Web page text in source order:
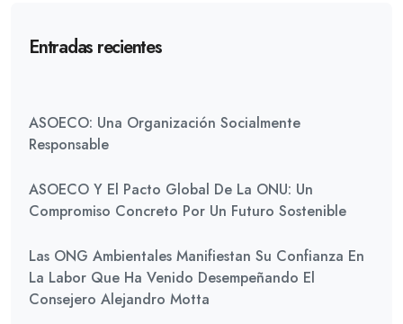
Entradas recientes
ASOECO: Una Organización Socialmente
Responsable
ASOECO Y El Pacto Global De La ONU: Un
Compromiso Concreto Por Un Futuro Sostenible
Las ONG Ambientales Manifiestan Su Confianza En
La Labor Que Ha Venido Desempeñando El
Consejero Alejandro Motta